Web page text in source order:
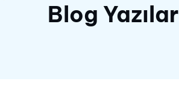
Blog